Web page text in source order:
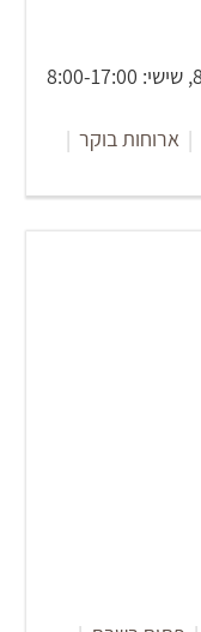
| ארוחות בוקר |